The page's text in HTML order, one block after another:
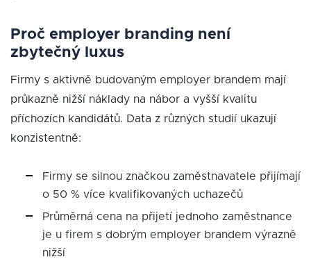
Proč employer branding není
zbytečný luxus
Firmy s aktivně budovaným employer brandem mají
průkazně nižší náklady na nábor a vyšší kvalitu
příchozích kandidátů. Data z různých studií ukazují
konzistentně:
Firmy se silnou značkou zaměstnavatele přijímají
o 50 % více kvalifikovaných uchazečů
Průměrná cena na přijetí jednoho zaměstnance
je u firem s dobrým employer brandem výrazně
nižší